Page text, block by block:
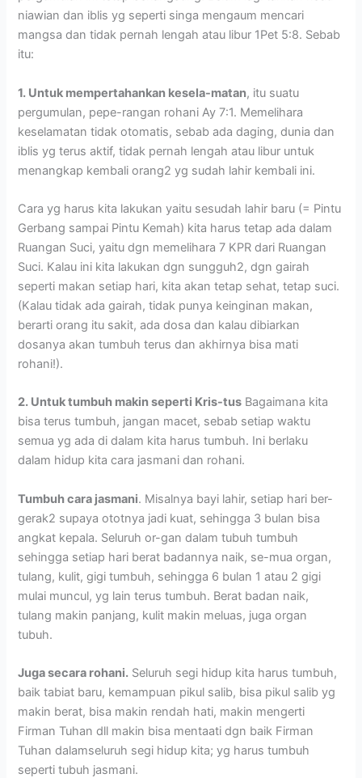
niawian dan iblis yg seperti singa mengaum mencari
mangsa dan tidak pernah lengah atau libur 1Pet 5:8. Sebab
itu:
1. Untuk mempertahankan kesela-matan, itu suatu
pergumulan, pepe-rangan rohani Ay 7:1. Memelihara
keselamatan tidak otomatis, sebab ada daging, dunia dan
iblis yg terus aktif, tidak pernah lengah atau libur untuk
menangkap kembali orang2 yg sudah lahir kembali ini.
Cara yg harus kita lakukan yaitu sesudah lahir baru (= Pintu
Gerbang sampai Pintu Kemah) kita harus tetap ada dalam
Ruangan Suci, yaitu dgn memelihara 7 KPR dari Ruangan
Suci. Kalau ini kita lakukan dgn sungguh2, dgn gairah
seperti makan setiap hari, kita akan tetap sehat, tetap suci.
(Kalau tidak ada gairah, tidak punya keinginan makan,
berarti orang itu sakit, ada dosa dan kalau dibiarkan
dosanya akan tumbuh terus dan akhirnya bisa mati
rohani!).
2. Untuk tumbuh makin seperti Kris-tus Bagaimana kita
bisa terus tumbuh, jangan macet, sebab setiap waktu
semua yg ada di dalam kita harus tumbuh. Ini berlaku
dalam hidup kita cara jasmani dan rohani.
Tumbuh cara jasmani. Misalnya bayi lahir, setiap hari ber-
gerak2 supaya ototnya jadi kuat, sehingga 3 bulan bisa
angkat kepala. Seluruh or-gan dalam tubuh tumbuh
sehingga setiap hari berat badannya naik, se-mua organ,
tulang, kulit, gigi tumbuh, sehingga 6 bulan 1 atau 2 gigi
mulai muncul, yg lain terus tumbuh. Berat badan naik,
tulang makin panjang, kulit makin meluas, juga organ
tubuh.
Juga secara rohani. Seluruh segi hidup kita harus tumbuh,
baik tabiat baru, kemampuan pikul salib, bisa pikul salib yg
makin berat, bisa makin rendah hati, makin mengerti
Firman Tuhan dll makin bisa mentaati dgn baik Firman
Tuhan dalamseluruh segi hidup kita; yg harus tumbuh
seperti tubuh jasmani.